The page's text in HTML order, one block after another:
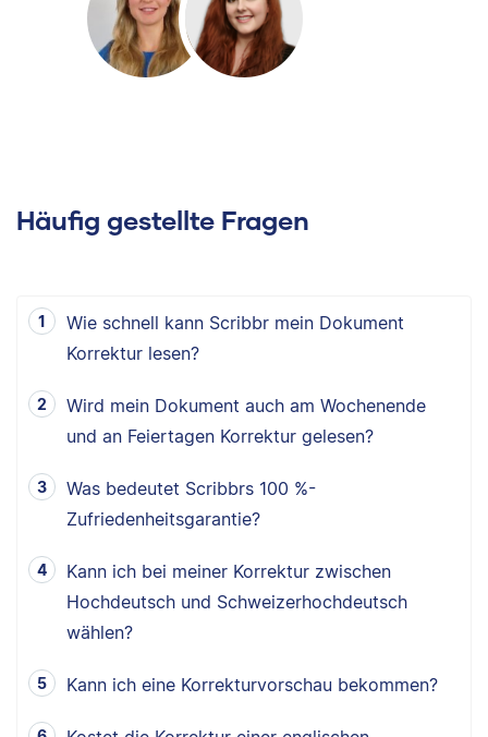
Häufig gestellte Fragen
Wie schnell kann Scribbr mein Dokument
Korrektur lesen?
Wird mein Dokument auch am Wochenende
und an Feiertagen Korrektur gelesen?
Was bedeutet Scribbrs 100 %-
Zufriedenheitsgarantie?
Kann ich bei meiner Korrektur zwischen
Hochdeutsch und Schweizerhochdeutsch
wählen?
Kann ich eine Korrekturvorschau bekommen?